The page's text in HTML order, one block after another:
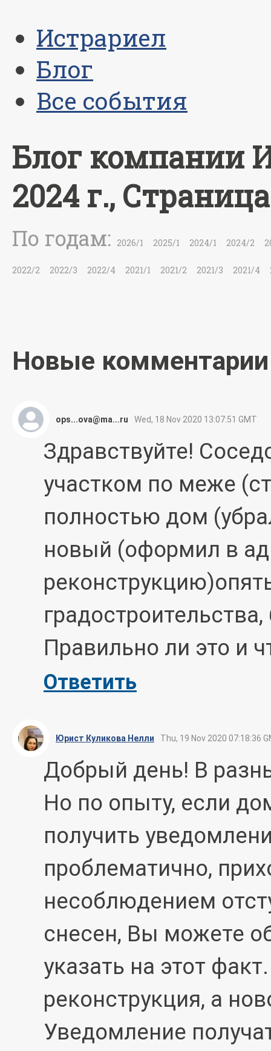
Истрариел
Блог
Все события
Блог компании
2024 г.,
2026/1 2025/1 2024/1 2024/2
2022/2 2022/3 2022/4 2021/1 2021/2 2021/3 2021/4
Новые
ops...ova@ma...ru Wed, 18 Nov 2020 13:07:51 GMT
Здравствуйте!
участком по меже
полностью дом
новый (оформил в
Правильно ли это и
Ответить
Юрист Куликова Нелли Thu, 19 Nov 2020 07:18:36
Добрый день! В
Но по опыту, если
получить
проблематично,
несоблюдением
снесен, Вы можете
указать на этот
реконструкция, а
Уведомление